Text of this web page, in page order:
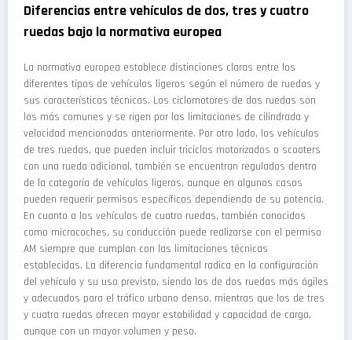
Diferencias entre vehículos de dos, tres y cuatro
ruedas bajo la normativa europea
La normativa europea establece distinciones claras entre los
diferentes tipos de vehículos ligeros según el número de ruedas y
sus características técnicas. Los ciclomotores de dos ruedas son
los más comunes y se rigen por las limitaciones de cilindrada y
velocidad mencionadas anteriormente. Por otro lado, los vehículos
de tres ruedas, que pueden incluir triciclos motorizados o scooters
con una rueda adicional, también se encuentran regulados dentro
de la categoría de vehículos ligeros, aunque en algunos casos
pueden requerir permisos específicos dependiendo de su potencia.
En cuanto a los vehículos de cuatro ruedas, también conocidos
como microcoches, su conducción puede realizarse con el permiso
AM siempre que cumplan con las limitaciones técnicas
establecidas. La diferencia fundamental radica en la configuración
del vehículo y su uso previsto, siendo los de dos ruedas más ágiles
y adecuados para el tráfico urbano denso, mientras que los de tres
y cuatro ruedas ofrecen mayor estabilidad y capacidad de carga,
aunque con un mayor volumen y peso.